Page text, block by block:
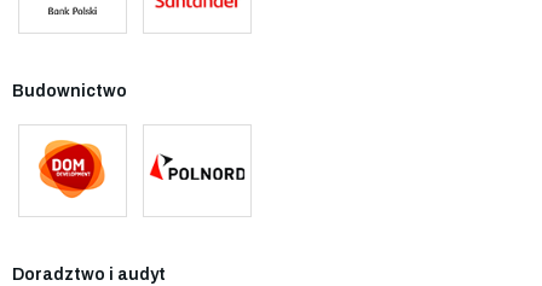
Budownictwo
Doradztwo i audyt